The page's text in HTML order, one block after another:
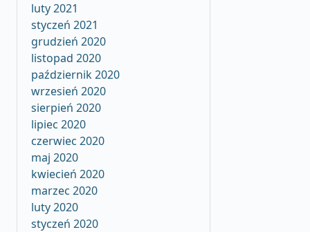
luty 2021
styczeń 2021
grudzień 2020
listopad 2020
październik 2020
wrzesień 2020
sierpień 2020
lipiec 2020
czerwiec 2020
maj 2020
kwiecień 2020
marzec 2020
luty 2020
styczeń 2020